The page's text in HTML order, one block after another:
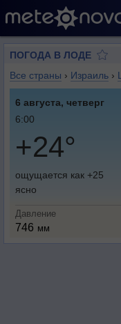
ПОГОДА В ЛОДЕ
Все страны › Израиль ›
6 августа, четверг
6:00
+24°
ощущается как +25
ясно
Давление
746 мм